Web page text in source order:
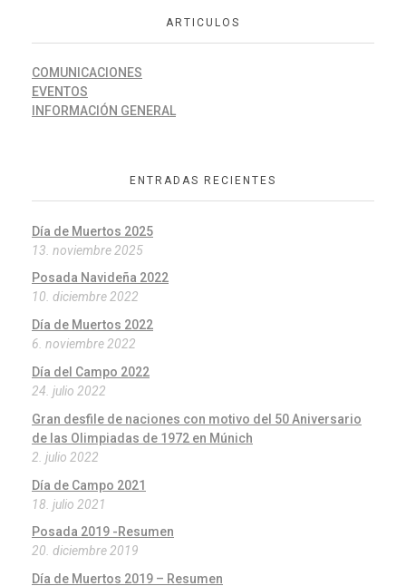
ARTICULOS
COMUNICACIONES
EVENTOS
INFORMACIÓN GENERAL
ENTRADAS RECIENTES
Día de Muertos 2025
13. noviembre 2025
Posada Navideña 2022
10. diciembre 2022
Día de Muertos 2022
6. noviembre 2022
Día del Campo 2022
24. julio 2022
Gran desfile de naciones con motivo del 50 Aniversario
de las Olimpiadas de 1972 en Múnich
2. julio 2022
Día de Campo 2021
18. julio 2021
Posada 2019 -Resumen
20. diciembre 2019
Día de Muertos 2019 – Resumen